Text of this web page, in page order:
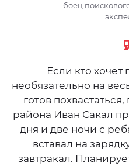
боец
Если кто
необязательно на
готов
района Иван Сакал
дня и две ночи с
вставал на
завтракал.